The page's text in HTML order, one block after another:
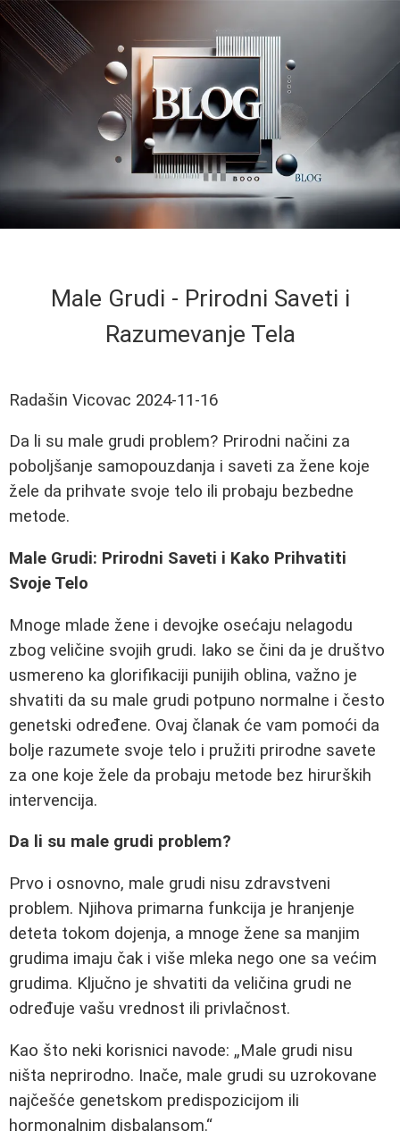
Male Grudi - Prirodni Saveti i
Razumevanje Tela
Radašin Vicovac 2024-11-16
Da li su male grudi problem? Prirodni načini za
poboljšanje samopouzdanja i saveti za žene koje
žele da prihvate svoje telo ili probaju bezbedne
metode.
Male Grudi: Prirodni Saveti i Kako Prihvatiti
Svoje Telo
Mnoge mlade žene i devojke osećaju nelagodu
zbog veličine svojih grudi. Iako se čini da je društvo
usmereno ka glorifikaciji punijih oblina, važno je
shvatiti da su male grudi potpuno normalne i često
genetski određene. Ovaj članak će vam pomoći da
bolje razumete svoje telo i pružiti prirodne savete
za one koje žele da probaju metode bez hirurških
intervencija.
Da li su male grudi problem?
Prvo i osnovno, male grudi nisu zdravstveni
problem. Njihova primarna funkcija je hranjenje
deteta tokom dojenja, a mnoge žene sa manjim
grudima imaju čak i više mleka nego one sa većim
grudima. Ključno je shvatiti da veličina grudi ne
određuje vašu vrednost ili privlačnost.
Kao što neki korisnici navode:
Male grudi nisu
ništa neprirodno. Inače, male grudi su uzrokovane
najčešće genetskom predispozicijom ili
hormonalnim disbalansom.